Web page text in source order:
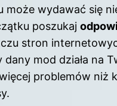
może wydawać się
poszukaj
stron
mod działa na
problemów niż